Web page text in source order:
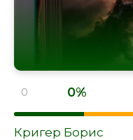
0 0%
Кригер Борис